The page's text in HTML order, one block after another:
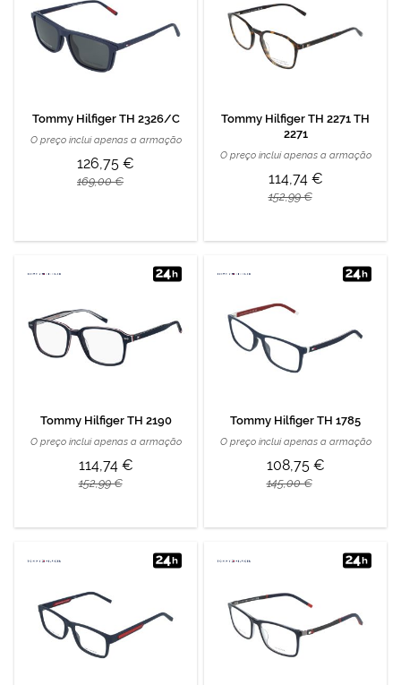
Tommy Hilfiger TH 2326/C
O preço inclui apenas a armação
126,75 €
169,00 €
Tommy Hilfiger TH 2271 TH
2271
O preço inclui apenas a armação
114,74 €
152,99 €
Tommy Hilfiger TH 2190
O preço inclui apenas a armação
114,74 €
152,99 €
Tommy Hilfiger TH 1785
O preço inclui apenas a armação
108,75 €
145,00 €